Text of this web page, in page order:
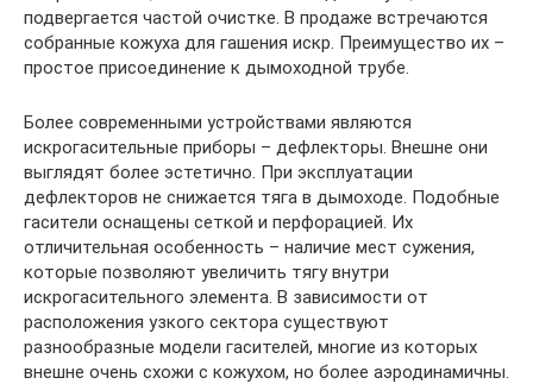
подвергается частой очистке. В продаже встречаются
собранные кожуха для гашения искр. Преимущество их –
простое присоединение к дымоходной трубе.
Более современными устройствами являются
искрогасительные приборы – дефлекторы. Внешне они
выглядят более эстетично. При эксплуатации
дефлекторов не снижается тяга в дымоходе. Подобные
гасители оснащены сеткой и перфорацией. Их
отличительная особенность – наличие мест сужения,
которые позволяют увеличить тягу внутри
искрогасительного элемента. В зависимости от
расположения узкого сектора существуют
разнообразные модели гасителей, многие из которых
внешне очень схожи с кожухом, но более аэродинамичны.